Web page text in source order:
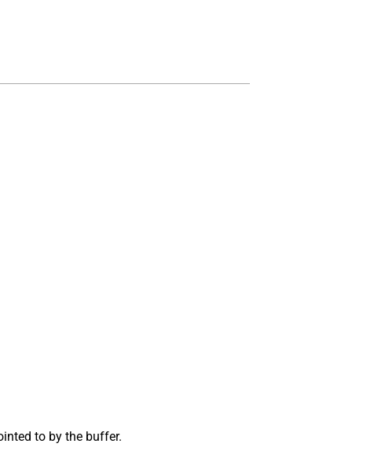
to by the buffer.